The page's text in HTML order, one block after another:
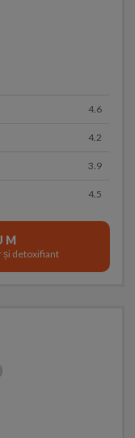
4.6
4.2
3.9
4.5
și detoxifiant